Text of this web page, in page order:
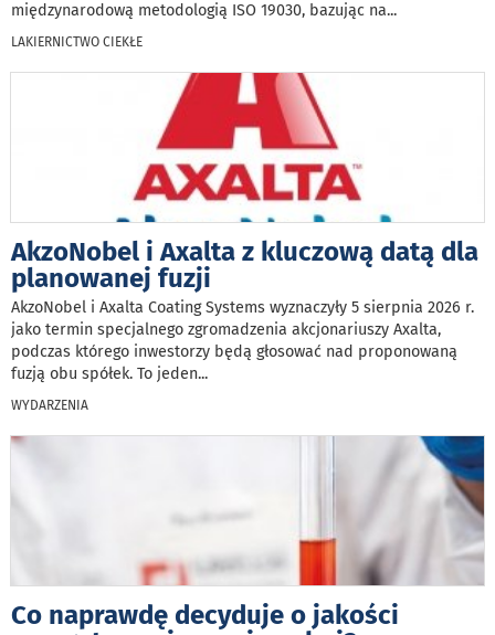
międzynarodową metodologią ISO 19030, bazując na...
LAKIERNICTWO CIEKŁE
AkzoNobel i Axalta z kluczową datą dla
planowanej fuzji
AkzoNobel i Axalta Coating Systems wyznaczyły 5 sierpnia 2026 r.
jako termin specjalnego zgromadzenia akcjonariuszy Axalta,
podczas którego inwestorzy będą głosować nad proponowaną
fuzją obu spółek. To jeden...
WYDARZENIA
Co naprawdę decyduje o jakości